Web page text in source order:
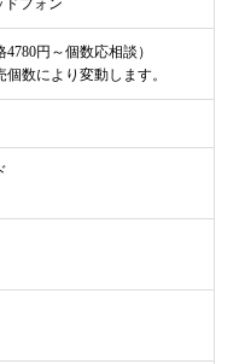
ドフォン
円～個数応相談）
数により変動します。